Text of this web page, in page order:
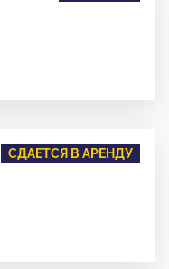
СДАЕТСЯ В АРЕНДУ